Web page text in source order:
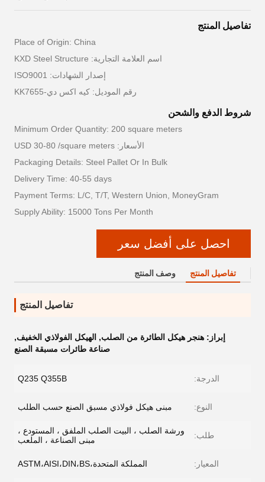
تفاصيل المنتج
Place of Origin: China
اسم العلامة التجارية: KXD Steel Structure
إصدار الشهادات: ISO9001
رقم الموديل: كيه اكس دي-KK7655
شروط الدفع والشحن
Minimum Order Quantity: 200 square meters
الأسعار: USD 30-80 /square meters
Packaging Details: Steel Pallet Or In Bulk
Delivery Time: 40-55 days
Payment Terms: L/C, T/T, Western Union, MoneyGram
Supply Ability: 15000 Tons Per Month
احصل على أفضل سعر
تفاصيل المنتج وصف المنتج
تفاصيل المنتج
إبراز: هنجر هيكل الطائرة من الصلب, الهيكل الفولاذي الخفيف,
صناعة طائرات مسبقة الصنع
الدرجة: Q235 Q355B
النوع: مبنى هيكل فولاذي مسبق الصنع حسب الطلب
طلب:
ورشة الصلب ، البيت الصلب الملفق ، المستودع ،
مبنى الصناعة ، الملعب
المعيار: المملكة المتحدة،ASTM،AISI،DIN،BS